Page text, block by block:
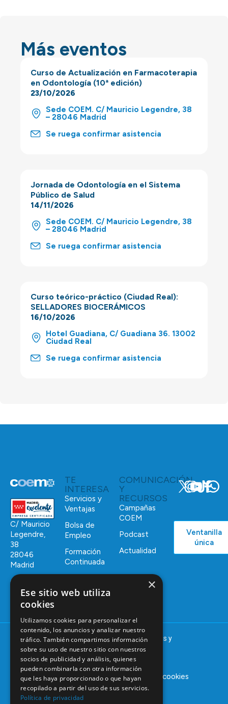
Más eventos
Curso de Actualización en Farmacoterapia
en Odontología (10ª edición)
23/10/2026
Sede COEM. C/ Mauricio Legendre, 38
– 28046 Madrid
Se ruega confirmar asistencia
Jornada de Odontología en el Sistema
Público de Salud
14/11/2026
Sede COEM. C/ Mauricio Legendre, 38
– 28046 Madrid
Se ruega confirmar asistencia
Curso teórico-práctico (Ciudad Real):
SELLADORES BIOCERÁMICOS
16/10/2026
Hotel Guadiana, C/ Guadiana 36. 13002
Ciudad Real
Se ruega confirmar asistencia
C/ Mauricio
Legendre,
38
28046
Madrid
91 561 29 05
informacion@coem.org.es
TE
INTERESA
Servicios y
Ventajas
Bolsa de
Empleo
Formación
Continuada
anuncios
COMUNICACIÓN
Y
RECURSOS
Campañas
COEM
Podcast
Actualidad
Ventanilla
única
© 2025 – COEM – Colegio Oficial de Odontólogos y
Estomatólogos de la I región
Aviso legalPolítica de privacidad Política de cookies
×
Ese sitio web utiliza
cookies
Utilizamos cookies para personalizar el
contenido, los anuncios y analizar nuestro
tráfico. También compartimos información
sobre su uso de nuestro sitio con nuestros
socios de publicidad y análisis, quienes
pueden combinarla con otra información
que les haya proporcionado o que hayan
recopilado a partir del uso de sus servicios.
Política de privacidad